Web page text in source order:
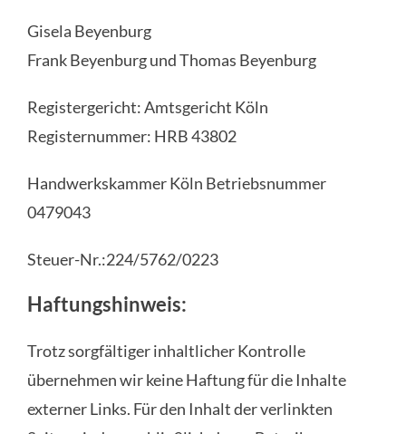
Gisela Beyenburg
Frank Beyenburg und Thomas Beyenburg
Registergericht: Amtsgericht Köln
Registernummer: HRB 43802
Handwerkskammer Köln Betriebsnummer
0479043
Steuer-Nr.:224/5762/0223
Haftungshinweis:
Trotz sorgfältiger inhaltlicher Kontrolle
übernehmen wir keine Haftung für die Inhalte
externer Links. Für den Inhalt der verlinkten